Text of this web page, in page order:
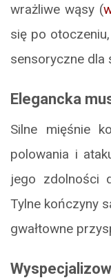
wrażliwe wąsy (
się po
sensoryczne dla
Elegancka
Silne mięśnie
polowania i
jego zdolności
Tylne kończyny
gwałtowne